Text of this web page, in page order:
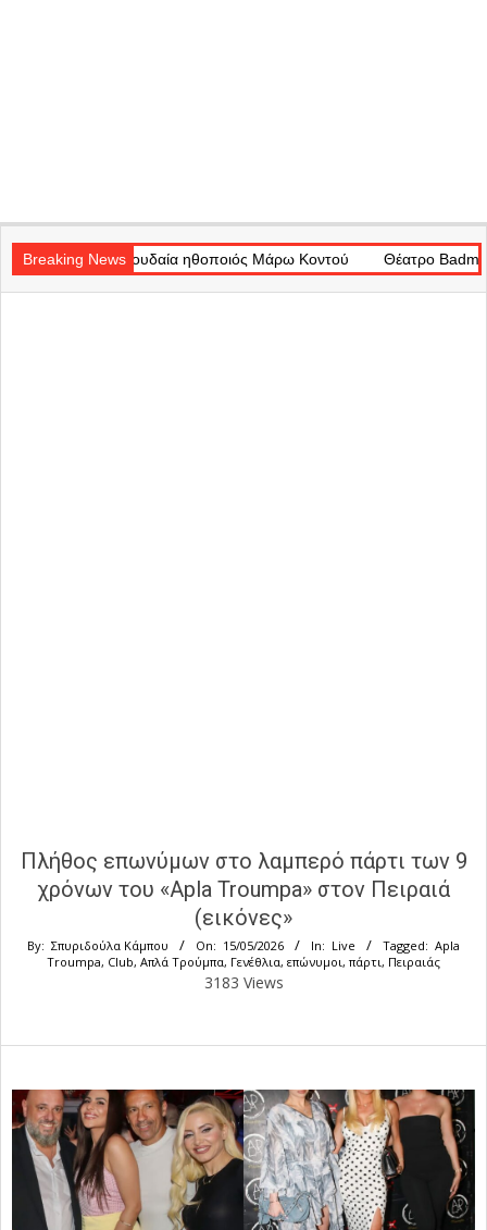
Navigation
Menu
Breaking News
ηθοποιός Μάρω Κοντού Θέατρο Badminton: Το χρονικό
Πλήθος επωνύμων στο λαμπερό πάρτι των 9
χρόνων του «Apla Troumpa» στον Πειραιά
(εικόνες»
By: Σπυριδούλα Κάμπου On: 15/05/2026 In: Live Tagged: Apla
Troumpa, Club, Απλά Τρούμπα, Γενέθλια, επώνυμοι, πάρτι, Πειραιάς
3183 Views